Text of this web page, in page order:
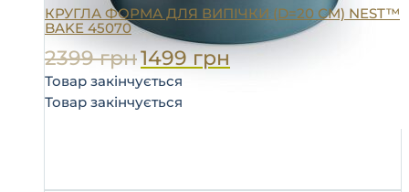
КРУГЛА ФОРМА ДЛЯ ВИПІЧКИ (D=20 СМ) NEST™
BAKE 45070
2399грн1499грн
Товар закінчується
Товар закінчується